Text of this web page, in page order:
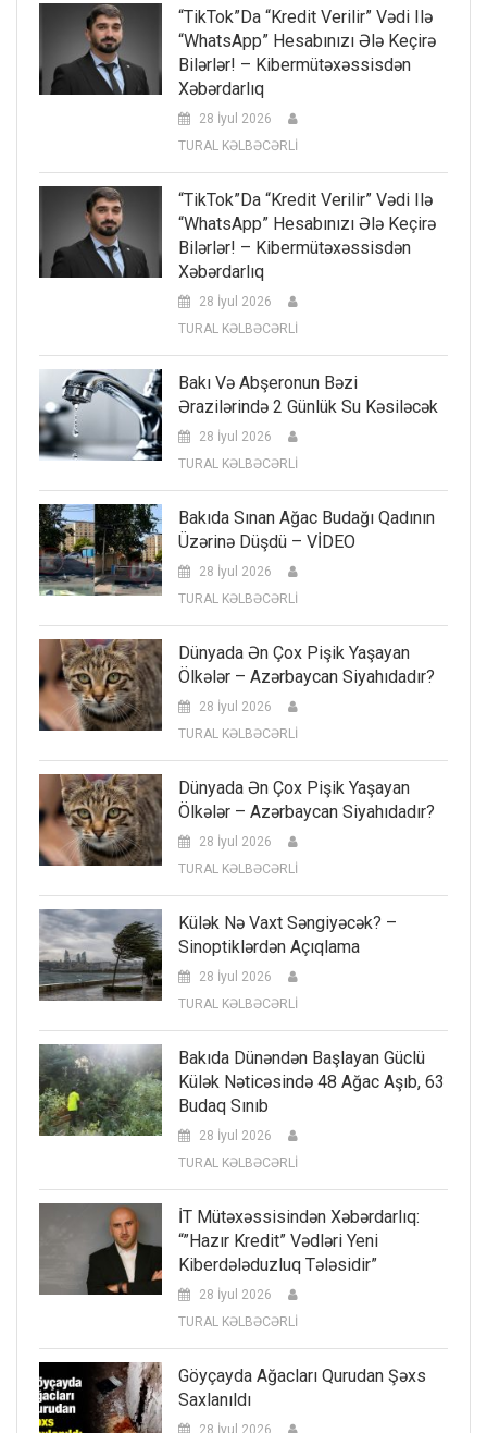
“TikTok”da “kredit Verilir” Vədi Ilə
“WhatsApp” Hesabınızı Ələ Keçirə
Bilərlər! – Kibermütəxəssisdən
Xəbərdarlıq
28 İyul 2026
TURAL KƏLBƏCƏRLİ
“TikTok”da “kredit Verilir” Vədi Ilə
“WhatsApp” Hesabınızı Ələ Keçirə
Bilərlər! – Kibermütəxəssisdən
Xəbərdarlıq
28 İyul 2026
TURAL KƏLBƏCƏRLİ
Bakı Və Abşeronun Bəzi
Ərazilərində 2 Günlük Su Kəsiləcək
28 İyul 2026
TURAL KƏLBƏCƏRLİ
Bakıda Sınan Ağac Budağı Qadının
Üzərinə Düşdü – VİDEO
28 İyul 2026
TURAL KƏLBƏCƏRLİ
Dünyada Ən Çox Pişik Yaşayan
Ölkələr – Azərbaycan Siyahıdadır?
28 İyul 2026
TURAL KƏLBƏCƏRLİ
Dünyada Ən Çox Pişik Yaşayan
Ölkələr – Azərbaycan Siyahıdadır?
28 İyul 2026
TURAL KƏLBƏCƏRLİ
Külək Nə Vaxt Səngiyəcək? –
Sinoptiklərdən Açıqlama
28 İyul 2026
TURAL KƏLBƏCƏRLİ
Bakıda Dünəndən Başlayan Güclü
Külək Nəticəsində 48 Ağac Aşıb, 63
Budaq Sınıb
28 İyul 2026
TURAL KƏLBƏCƏRLİ
İT Mütəxəssisindən Xəbərdarlıq:
“”Hazır Kredit” Vədləri Yeni
Kiberdələduzluq Tələsidir”
28 İyul 2026
TURAL KƏLBƏCƏRLİ
Göyçayda Ağacları Qurudan Şəxs
Saxlanıldı
28 İyul 2026